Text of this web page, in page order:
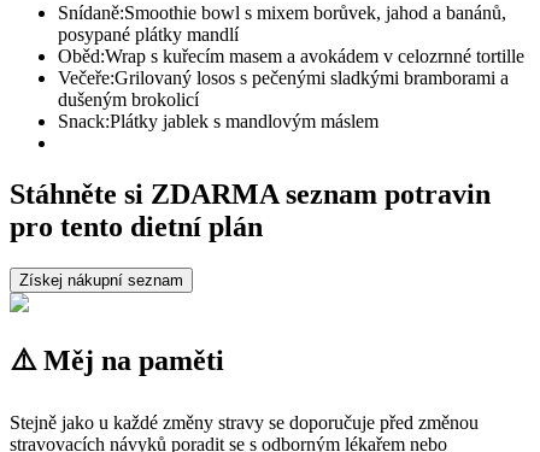
Snídaně:Smoothie bowl s mixem borůvek, jahod a banánů,
posypané plátky mandlí
Oběd:Wrap s kuřecím masem a avokádem v celozrnné tortille
Večeře:Grilovaný losos s pečenými sladkými bramborami a
dušeným brokolicí
Snack:Plátky jablek s mandlovým máslem
Stáhněte si ZDARMA seznam potravin
pro tento dietní plán
Získej nákupní seznam
⚠️ Měj na paměti
Stejně jako u každé změny stravy se doporučuje před změnou
stravovacích návyků poradit se s odborným lékařem nebo